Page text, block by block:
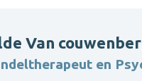
Van
en